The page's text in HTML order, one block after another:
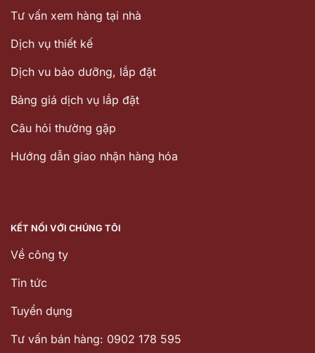
Tư vấn xem hàng tại nhà
Dịch vụ thiết kế
Dịch vu bảo dưỡng, lắp đặt
Bảng giá dịch vụ lắp đặt
Câu hỏi thường gặp
Hướng dẫn giao nhận hàng hóa
KẾT NỐI VỚI CHÚNG TÔI
Về công ty
Tin tức
Tuyển dụng
Tư vấn bán hàng: 0902 178 595